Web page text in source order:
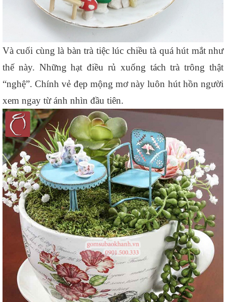
Và cuối cùng là bàn trà tiệc lúc chiều tà quá hút mắt như
thế này. Những hạt điều rủ xuống tách trà trông thật
“nghệ”. Chính vẻ đẹp mộng mơ này luôn hút hồn người
xem ngay từ ánh nhìn đầu tiên.